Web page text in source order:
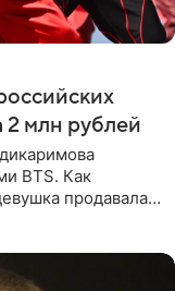
2 млн рублей
BTS. Как
продавала